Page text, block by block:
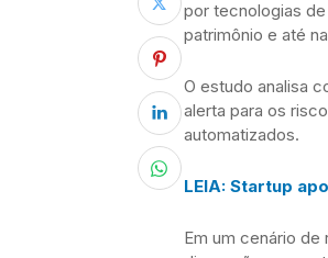
por tecnologias
patrimônio e até
O estudo analisa
alerta para os
automatizados.
LEIA: Startup
Em um cenário